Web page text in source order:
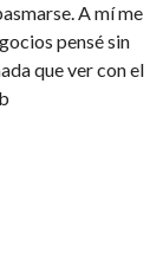
A mí me
pensé sin
que ver con el